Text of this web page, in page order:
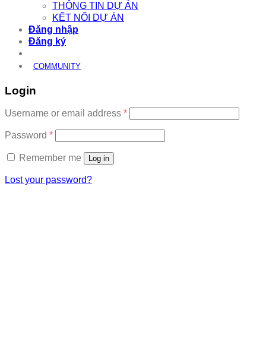
THÔNG TIN DỰ ÁN
KẾT NỐI DỰ ÁN
Đăng nhập
Đăng ký
COMMUNITY
Login
Username or email address *Required
Password *Required
Remember me Log in
Lost your password?